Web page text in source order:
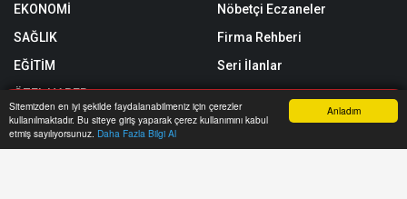
Anladım
Sitemizden en iyi şekilde faydalanabilmeniz için çerezler
kullanılmaktadır. Bu siteye giriş yaparak çerez kullanımını kabul
etmiş sayılıyorsunuz. Daha Fazla Bilgi Al
EKONOMİ
SAĞLIK
EĞİTİM
ÖZEL HABER
SİZİNLE BAŞBAŞA
Nöbetçi Eczaneler
Firma Rehberi
Seri İlanlar
Anasayfa Yazarlar Haber Ara İhbar Hattı Menu